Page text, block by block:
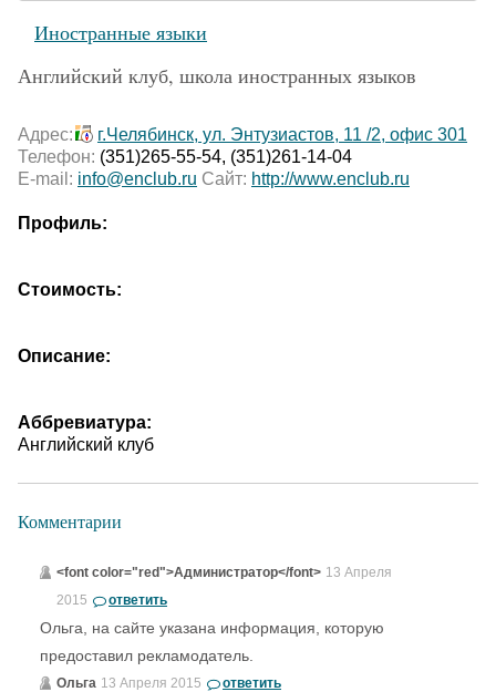
Иностранные языки
Английский клуб, школа иностранных языков
Адрес:
г.Челябинск, ул. Энтузиастов, 11 /2, офис 301
Телефон: (351)265-55-54, (351)261-14-04
E-mail: info@enclub.ru Сайт: http://www.enclub.ru
Профиль:
Стоимость:
Описание:
Аббревиатура:
Английский клуб
Комментарии
<font color="red">Администратор</font> 13 Апреля
2015
ответить
Ольга, на сайте указана информация, которую
предоставил рекламодатель.
Ольга 13 Апреля 2015 ответить